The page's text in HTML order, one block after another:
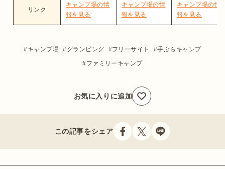
リンク
キャンプ場の情
報を見る
キャンプ場の情
報を見る
キャンプ場の情
報を見る
キャンプ場 グランピング フリーサイト
手ぶらキャンプ
ファミリーキャンプ
お気に入りに追加
この記事をシェア